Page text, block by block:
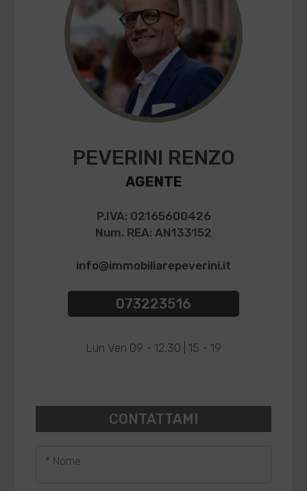
PEVERINI RENZO
AGENTE
P.IVA: 02165600426
Num. REA: AN133152
info@immobiliarepeverini.it
073223516
Lun Ven 09 - 12,30 | 15 - 19
CONTATTAMI
* Nome